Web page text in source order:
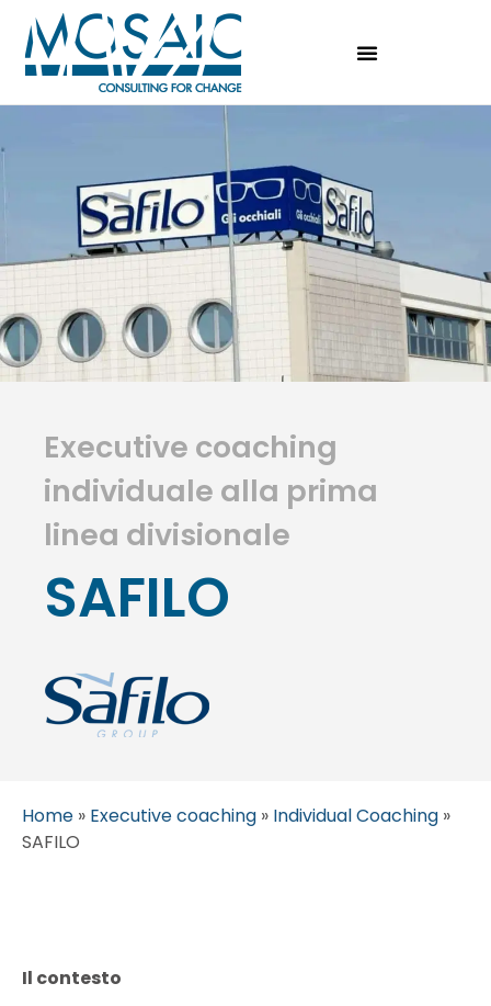
Executive coaching
individuale alla prima
linea divisionale
SAFILO
Home » Executive coaching » Individual Coaching »
SAFILO
Il contesto